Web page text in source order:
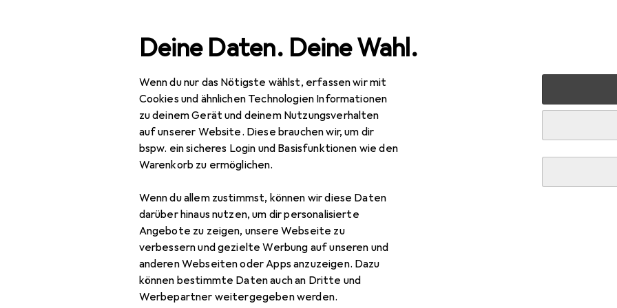
Deine Daten. Deine Wahl.
Wenn du nur das Nötigste wählst, erfassen wir mit
Cookies und ähnlichen Technologien Informationen
zu deinem Gerät und deinem Nutzungsverhalten
auf unserer Website. Diese brauchen wir, um dir
bspw. ein sicheres Login und Basisfunktionen wie den
Warenkorb zu ermöglichen.
Wenn du allem zustimmst, können wir diese Daten
darüber hinaus nutzen, um dir personalisierte
Angebote zu zeigen, unsere Webseite zu
verbessern und gezielte Werbung auf unseren und
anderen Webseiten oder Apps anzuzeigen. Dazu
können bestimmte Daten auch an Dritte und
Werbepartner weitergegeben werden.
Navigation nach Kategorien Gesamtsortiment Wohnen Möbel Garderobe +